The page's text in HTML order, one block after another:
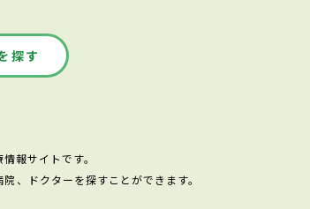
探す
報サイトです。
、ドクターを探すことができます。